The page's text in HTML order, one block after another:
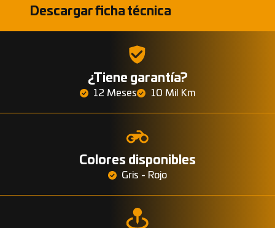
Descargar ficha técnica
¿Tiene garantía?
12 Meses 10 Mil Km
Colores disponibles
Gris - Rojo